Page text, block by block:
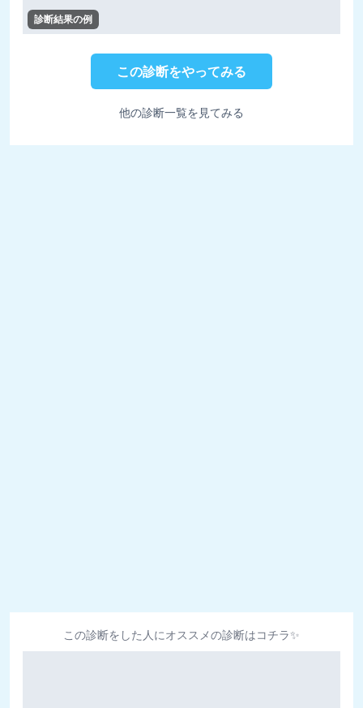
診断結果の例
この診断をやってみる
他の診断一覧を見てみる
この診断をした人にオススメの診断はコチラ✨